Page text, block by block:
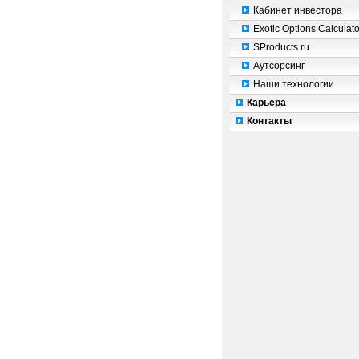
Кабинет инвестора
Exotic Options
SProducts.ru
Аутсорсинг
Наши технологии
Карьера
Контакты